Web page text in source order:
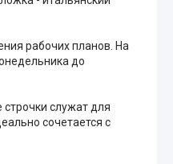
рабочих планов. На
до
служат для
сочетается с